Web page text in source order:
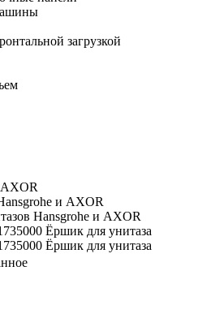
загрузкой
и AXOR
Hansgrohe и AXOR
Ёршик для унитаза
Ёршик для унитаза